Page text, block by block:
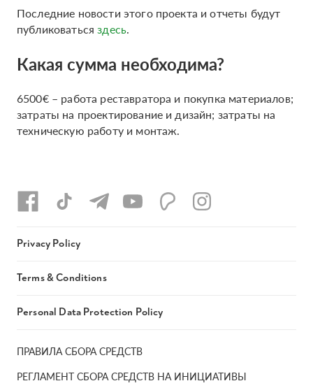
Последние новости этого проекта и отчеты будут
публиковатьсяздесь.
Какая сумма необходима?
6500€ – работа реставратора и покупка материалов;
затраты на проектирование и дизайн; затраты на
техническую работу и монтаж.
ПРАВИЛА СБОРА СРЕДСТВ
РЕГЛАМЕНТ СБОРА СРЕДСТВ НА ИНИЦИАТИВЫ
Privacy Policy
Terms & Conditions
Personal Data Protection Policy